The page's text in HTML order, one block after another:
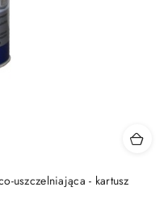
uszczelniająca - kartusz